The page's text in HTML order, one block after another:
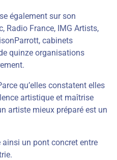
également sur son
Radio France, IMG Artists,
cabinets
quinze organisations
qu’elles constatent elles
artistique et maîtrise
artiste mieux préparé est un
ainsi un pont concret entre